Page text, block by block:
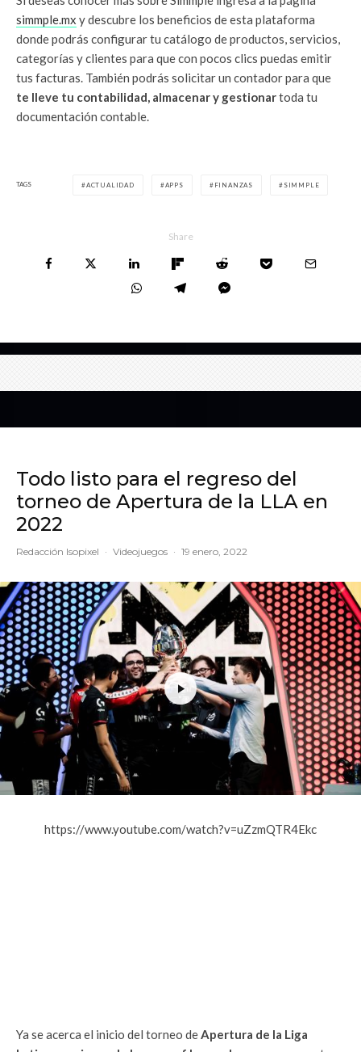
simmple.mx y descubre los beneficios de esta plataforma
donde podrás configurar tu catálogo de productos, servicios,
categorías y clientes para que con pocos clics puedas emitir
tus facturas. También podrás solicitar un contador para que
te lleve tu contabilidad, almacenar y gestionartoda tu
documentación contable.
TAGS ACTUALIDAD APPS FINANZAS SIMMPLE
Share
Todo listo para el regreso del
torneo de Apertura de la LLA en
2022
Redacción Isopixel · Videojuegos · 19 enero, 2022
https://www.youtube.com/watch?v=uZzmQTR4Ekc
Ya se acerca el inicio del torneo deApertura de la Liga